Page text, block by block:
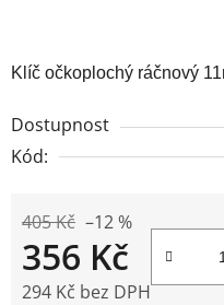
Klíč očkoplochý ráčnový
Dostupnost
Kód:
405 Kč –12 %
356 Kč
294 Kč bez DPH